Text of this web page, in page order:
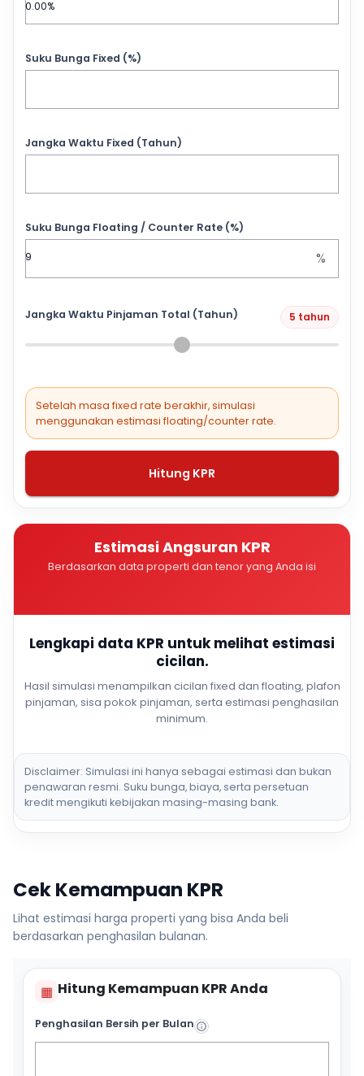
Suku Bunga Fixed (%)
Jangka Waktu Fixed (Tahun)
Suku Bunga Floating / Counter Rate (%)
%
Jangka Waktu Pinjaman Total (Tahun) 5 tahun
Setelah masa fixed rate berakhir, simulasi
menggunakan estimasi floating/counter rate.
Hitung KPR
Estimasi Angsuran KPR
Berdasarkan data properti dan tenor yang Anda isi
Lengkapi data KPR untuk melihat estimasi
cicilan.
Hasil simulasi menampilkan cicilan fixed dan floating, plafon
pinjaman, sisa pokok pinjaman, serta estimasi penghasilan
minimum.
Disclaimer: Simulasi ini hanya sebagai estimasi dan bukan
penawaran resmi. Suku bunga, biaya, serta persetuan
kredit mengikuti kebijakan masing-masing bank.
Cek Kemampuan KPR
Lihat estimasi harga properti yang bisa Anda beli
berdasarkan penghasilan bulanan.
▦ Hitung Kemampuan KPR Anda
Penghasilan Bersih per Bulan